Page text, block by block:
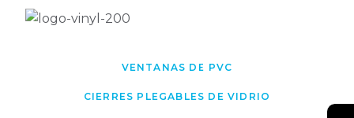
VENTANAS DE PVC
CIERRES PLEGABLES DE VIDRIO